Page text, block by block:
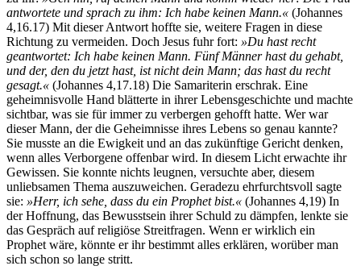
antwortete und sprach zu ihm: Ich habe keinen Mann.« (Johannes
4,16.17) Mit dieser Antwort hoffte sie, weitere Fragen in diese
Richtung zu vermeiden. Doch Jesus fuhr fort: »Du hast recht
geantwortet: Ich habe keinen Mann. Fünf Männer hast du gehabt,
und der, den du jetzt hast, ist nicht dein Mann; das hast du recht
gesagt.« (Johannes 4,17.18) Die Samariterin erschrak. Eine
geheimnisvolle Hand blätterte in ihrer Lebensgeschichte und machte
sichtbar, was sie für immer zu verbergen gehofft hatte. Wer war
dieser Mann, der die Geheimnisse ihres Lebens so genau kannte?
Sie musste an die Ewigkeit und an das zukünftige Gericht denken,
wenn alles Verborgene offenbar wird. In diesem Licht erwachte ihr
Gewissen. Sie konnte nichts leugnen, versuchte aber, diesem
unliebsamen Thema auszuweichen. Geradezu ehrfurchtsvoll sagte
sie: »Herr, ich sehe, dass du ein Prophet bist.« (Johannes 4,19) In
der Hoffnung, das Bewusstsein ihrer Schuld zu dämpfen, lenkte sie
das Gespräch auf religiöse Streitfragen. Wenn er wirklich ein
Prophet wäre, könnte er ihr bestimmt alles erklären, worüber man
sich schon so lange stritt.